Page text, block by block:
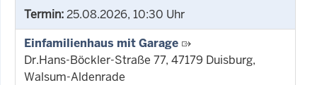
Termin:25.08.2026, 10:30 Uhr
Einfamilienhaus mit Garage
Dr.Hans-Böckler-Straße 77, 47179 Duisburg,
Walsum-Aldenrade